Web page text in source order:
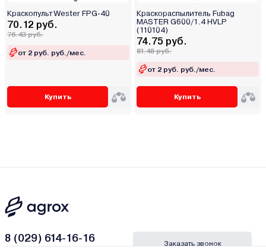
Краскопульт Wester FPG-40
70.12 руб.
76.43 руб.
от 2 руб. руб./мес.
Купить
Краскораспылитель Fubag
MASTER G600/1.4 HVLP
(110104)
74.75 руб.
81.48 руб.
от 2 руб. руб./мес.
Купить
8 (029) 614-16-16 Заказать звонок